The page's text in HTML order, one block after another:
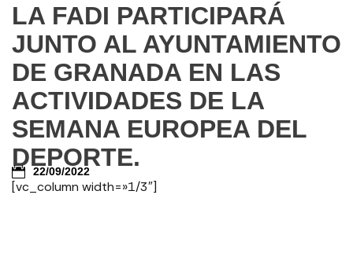
LA FADI PARTICIPARÁ
JUNTO AL AYUNTAMIENTO
DE GRANADA EN LAS
ACTIVIDADES DE LA
SEMANA EUROPEA DEL
DEPORTE.
22/09/2022
[vc_column width=»1/3″]